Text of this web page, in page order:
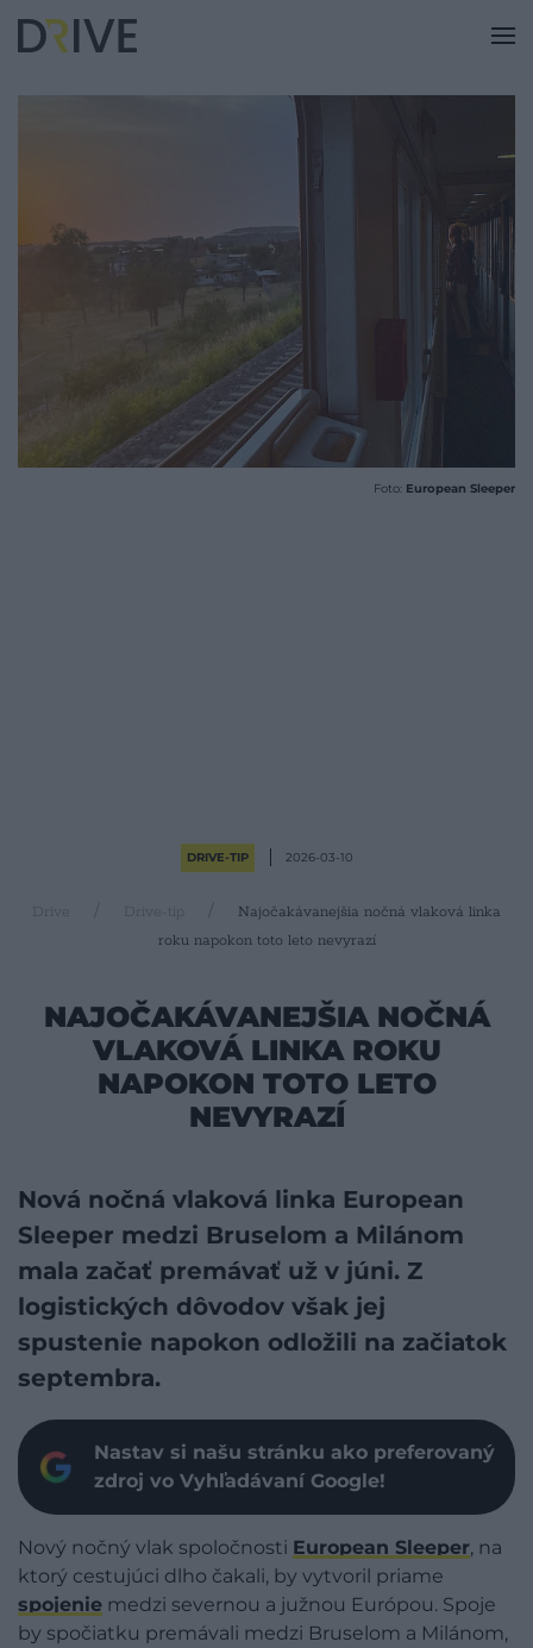
Foto: European Sleeper
DRIVE-TIP 2026-03-10
Drive Drive-tip
Najočakávanejšia nočná vlaková linka
roku napokon toto leto nevyrazí
NAJOČAKÁVANEJŠIA NOČNÁ
VLAKOVÁ LINKA ROKU
NAPOKON TOTO LETO
NEVYRAZÍ
Nová nočná vlaková linka European
Sleeper medzi Bruselom a Milánom
mala začať premávať už v júni. Z
logistických dôvodov však jej
spustenie napokon odložili na začiatok
septembra.
Nastav si našu stránku ako preferovaný
zdroj vo Vyhľadávaní Google!
Nový nočný vlak spoločnosti European Sleeper, na
ktorý cestujúci dlho čakali, by vytvoril priame
spojenie medzi severnou a južnou Európou. Spoje
by spočiatku premávali medzi Bruselom a Milánom,